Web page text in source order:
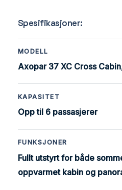
Spesifikasjoner:
MODELL
Axopar 37 XC Cross
KAPASITET
Opp til 6 passasjerer
FUNKSJONER
Fullt utstyrt for både
oppvarmet kabin og